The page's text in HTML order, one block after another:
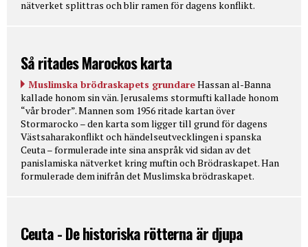
nätverket splittras och blir ramen för dagens konflikt.
Så ritades Marockos karta
Muslimska brödraskapets grundareHassan al-Banna
kallade honom sin vän. Jerusalems stormufti kallade honom
“vår broder”. Mannen som 1956 ritade kartan över
Stormarocko – den karta som ligger till grund för dagens
Västsaharakonflikt och händelseutvecklingen i spanska
Ceuta – formulerade inte sina anspråk vid sidan av det
panislamiska nätverket kring muftin och Brödraskapet. Han
formulerade dem inifrån det Muslimska brödraskapet.
Ceuta - De historiska rötterna är djupa